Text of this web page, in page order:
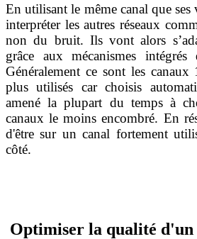
En utilisant le même canal que ses
interpréter les autres réseaux
non du bruit. Ils vont alors
grâce aux mécanismes intégrés
Généralement ce sont les
plus utilisés car choisis
amené la plupart du temps à
canaux le moins encombré. En
d'être sur un canal fortement
côté.
Optimiser la qualité d'un